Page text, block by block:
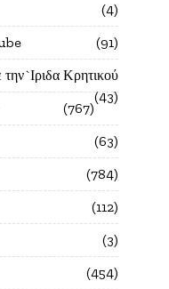
4
91
Κρητικού
43
767
63
784
112
3
454